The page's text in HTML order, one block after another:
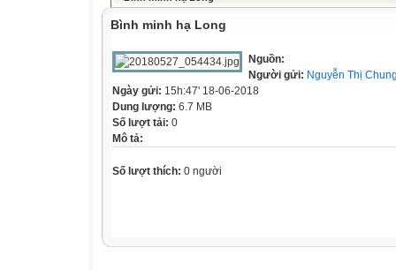
Bình minh hạ Long
Nguồn:
Người gửi: Nguyễn Thị
Ngày gửi: 15h:47' 18-06-2018
Dung lượng: 6.7 MB
Số lượt tải: 0
Mô tả:
Số lượt thích: 0 người